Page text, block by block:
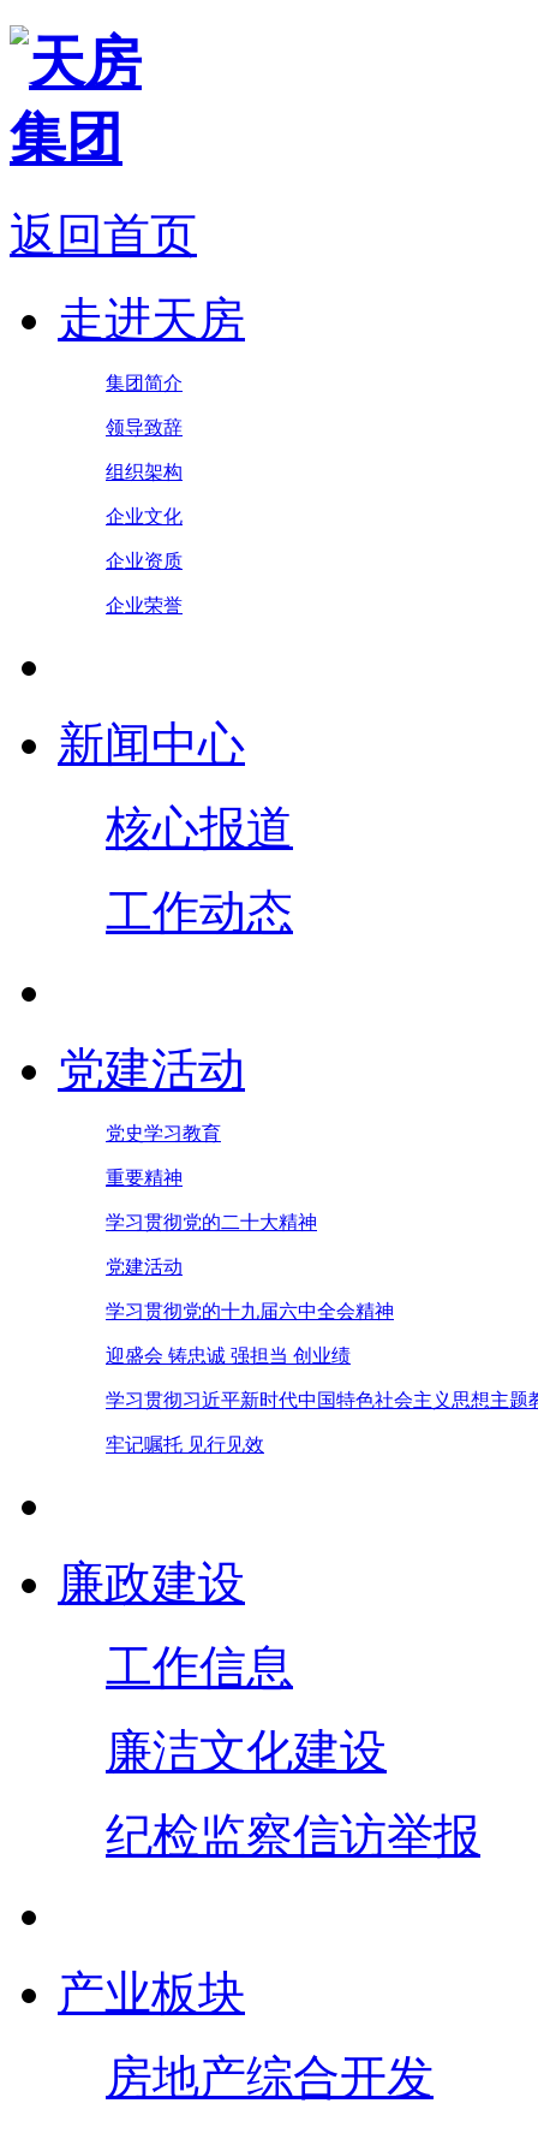
返回首页
走进天房
集团简介
领导致辞
组织架构
企业文化
企业资质
企业荣誉
新闻中心
核心报道
工作动态
党建活动
党史学习教育
重要精神
学习贯彻党的二十大精神
党建活动
学习贯彻党的十九届六中全会精神
迎盛会 铸忠诚 强担当 创业绩
学习贯彻习近平新时代中国特色社会主义思想主题
牢记嘱托 见行见效
廉政建设
工作信息
廉洁文化建设
纪检监察信访举报
产业板块
房地产综合开发